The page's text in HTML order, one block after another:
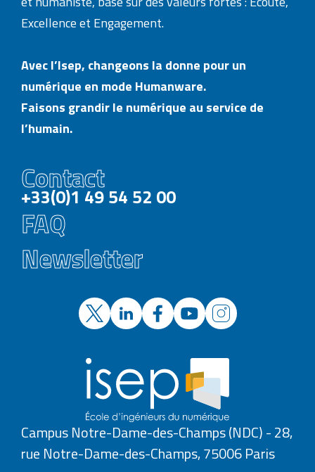
Excellence et Engagement.
Avec l’Isep, changeons la donne pour un
numérique en mode Humanware.
Faisons grandir le numérique au service de
l’humain.
Contact
+33(0)1 49 54 52 00
FAQ
Newsletter
Campus Notre-Dame-des-Champs (NDC) - 28,
rue Notre-Dame-des-Champs, 75006 Paris